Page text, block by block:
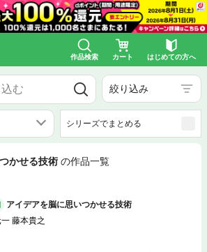
作品検索 カート はじめての方へ
絞り込み
シリーズでまとめる
かせる技術 の作品一覧
アイデアを脳に思いつかせる技術
藤本貴之